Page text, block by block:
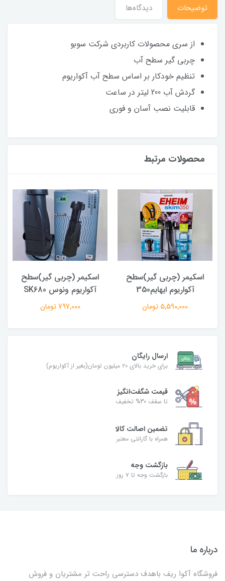
توضیحات دیدگاه‌ها
از سری محصولات کاربردی شرکت سوبو
چربی گیر سطح آب
تنظیم خودکار بر اساس سطح آب آکواریوم
گردش آب 200 لیتر در ساعت
قابلیت نصب آسان و فوری
محصولات مرتبط
اسکیمر (چربی گیر)سطح
آکواریوم ایهایم350
5,590,000 تومان
اسکیمر (چربی گیر)سطح
آکواریوم ونوس SK680
797,000 تومان
ارسال رایگان
برای خرید بالای ۲۰ میلیون تومان(بغیر از آکواریوم)
قیمت شگفت‌انگیز
تا سقف 30% تخفیف
تضمین اصالت کالا
همراه با گارانتی معتبر
بازگشت وجه
بازگشت وجه تا ۷ روز
درباره ما
فروشگاه آکوا ریف باهدف دسترسی راحت تر مشتریان و فروش